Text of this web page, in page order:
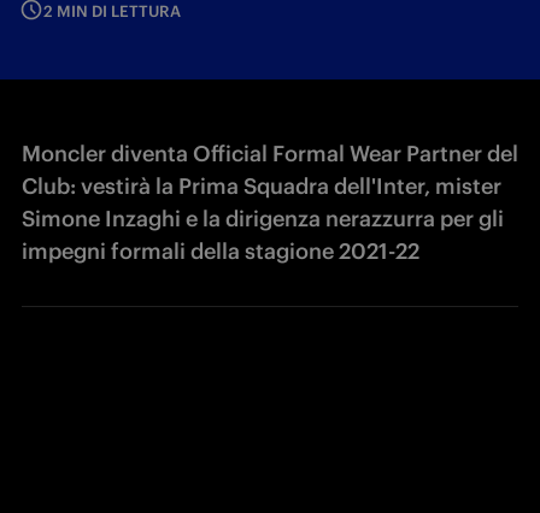
2 MIN DI LETTURA
Moncler diventa Official Formal Wear Partner del
Club: vestirà la Prima Squadra dell'Inter, mister
Simone Inzaghi e la dirigenza nerazzurra per gli
impegni formali della stagione 2021-22